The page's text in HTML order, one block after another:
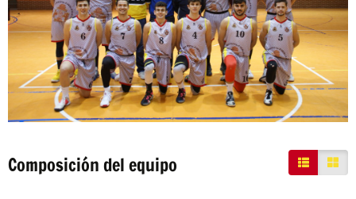
Composición del equipo